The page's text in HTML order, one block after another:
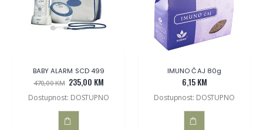
BABY ALARM SCD 499
470,00 KM 235,00 KM
Dostupnost: DOSTUPNO
IMUNO ČAJ 80g
6,15 KM
Dostupnost: DOSTUPNO